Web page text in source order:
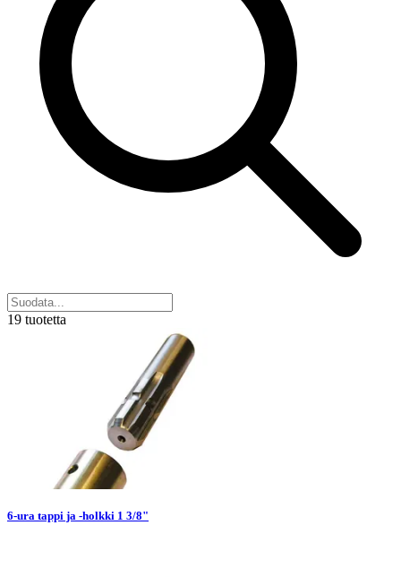
19 tuotetta
6-ura tappi ja -holkki 1 3/8"